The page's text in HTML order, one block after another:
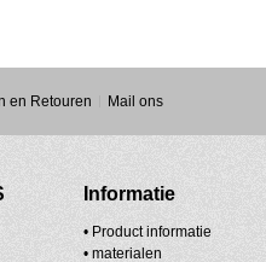
en Retouren Mail ons
Informatie
• Product informatie
• materialen